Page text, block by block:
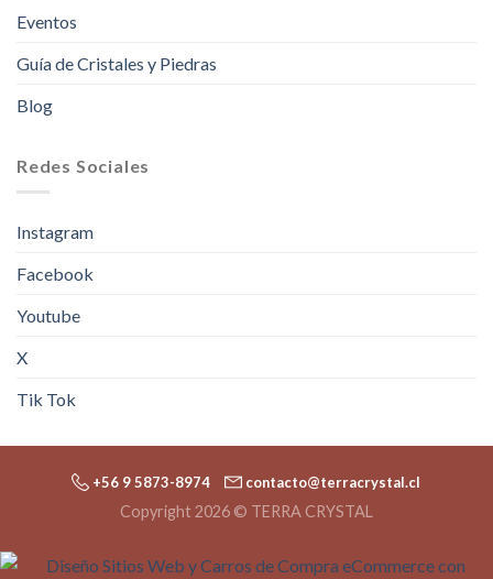
Eventos
Guía de Cristales y Piedras
Blog
Redes Sociales
Instagram
Facebook
Youtube
X
Tik Tok
+56 9 5873-8974 contacto@terracrystal.cl
Copyright 2026 © TERRA CRYSTAL